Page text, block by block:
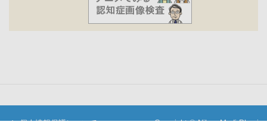
個人情報保護について Copyright © Nihon Medi-Physics